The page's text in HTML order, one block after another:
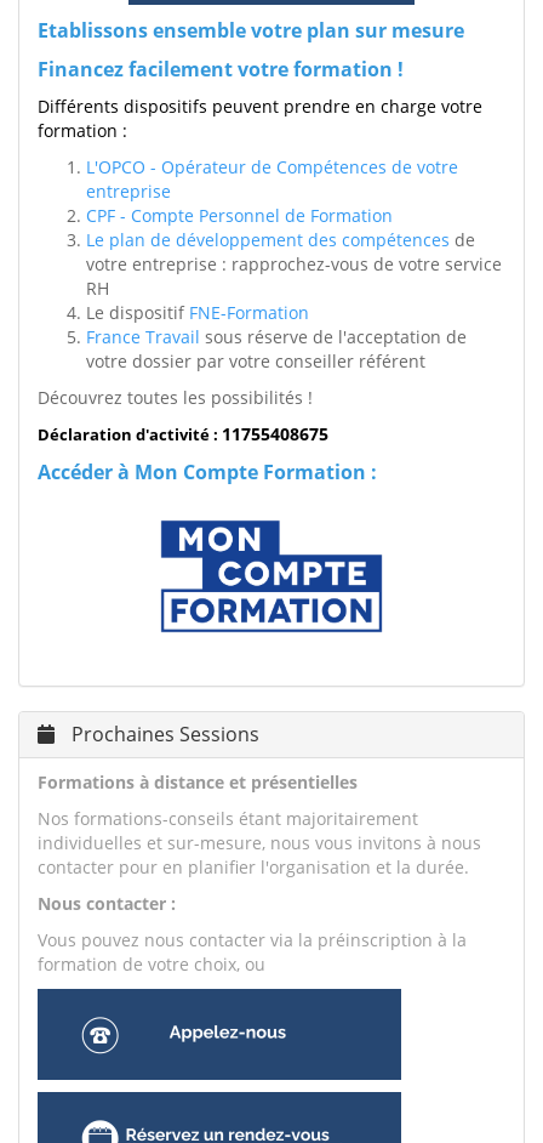
Etablissons ensemble votre plan sur mesure
Financez facilement votre formation !
Différents dispositifs peuvent prendre en charge votre
formation :
L'OPCO - Opérateur de Compétences de votre
entreprise
CPF - Compte Personnel de Formation
Le plan de développement des compétences de
votre entreprise : rapprochez-vous de votre service
RH
Le dispositif FNE-Formation
France Travail sous réserve de l'acceptation de
votre dossier par votre conseiller référent
Découvrez toutes les possibilités !
Déclaration d'activité : 11755408675
Accéder à Mon Compte Formation :
Prochaines Sessions
Formations à distance et présentielles
Nos formations-conseils étant majoritairement
individuelles et sur-mesure, nous vous invitons à nous
contacter pour en planifier l'organisation et la durée.
Nous contacter :
Vous pouvez nous contacter via la préinscription à la
formation de votre choix, ou